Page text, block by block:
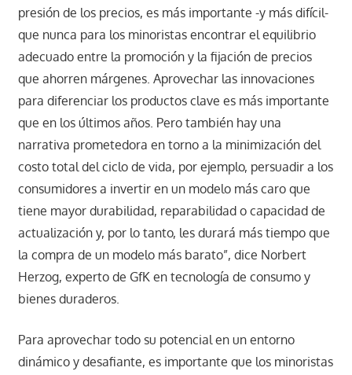
presión de los precios, es más importante -y más difícil-
que nunca para los minoristas encontrar el equilibrio
adecuado entre la promoción y la fijación de precios
que ahorren márgenes. Aprovechar las innovaciones
para diferenciar los productos clave es más importante
que en los últimos años. Pero también hay una
narrativa prometedora en torno a la minimización del
costo total del ciclo de vida, por ejemplo, persuadir a los
consumidores a invertir en un modelo más caro que
tiene mayor durabilidad, reparabilidad o capacidad de
actualización y, por lo tanto, les durará más tiempo que
la compra de un modelo más barato”, dice Norbert
Herzog, experto de GfK en tecnología de consumo y
bienes duraderos.
Para aprovechar todo su potencial en un entorno
dinámico y desafiante, es importante que los minoristas